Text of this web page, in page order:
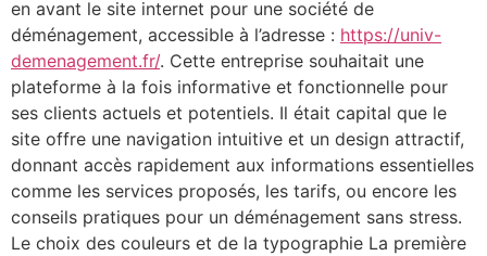
en avant le site internet pour une société de
déménagement, accessible à l’adresse : https://univ-
demenagement.fr/. Cette entreprise souhaitait une
plateforme à la fois informative et fonctionnelle pour
ses clients actuels et potentiels. Il était capital que le
site offre une navigation intuitive et un design attractif,
donnant accès rapidement aux informations essentielles
comme les services proposés, les tarifs, ou encore les
conseils pratiques pour un déménagement sans stress.
Le choix des couleurs et de la typographie La première